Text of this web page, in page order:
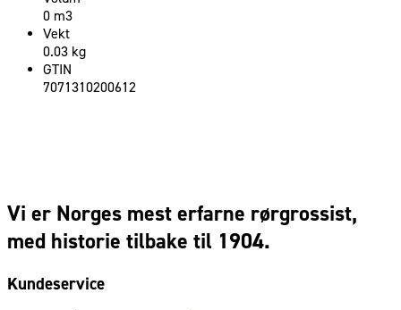
0 m3
Vekt
0.03 kg
GTIN
7071310200612
Vi er Norges mest erfarne rørgrossist,
med historie tilbake til 1904.
Kundeservice